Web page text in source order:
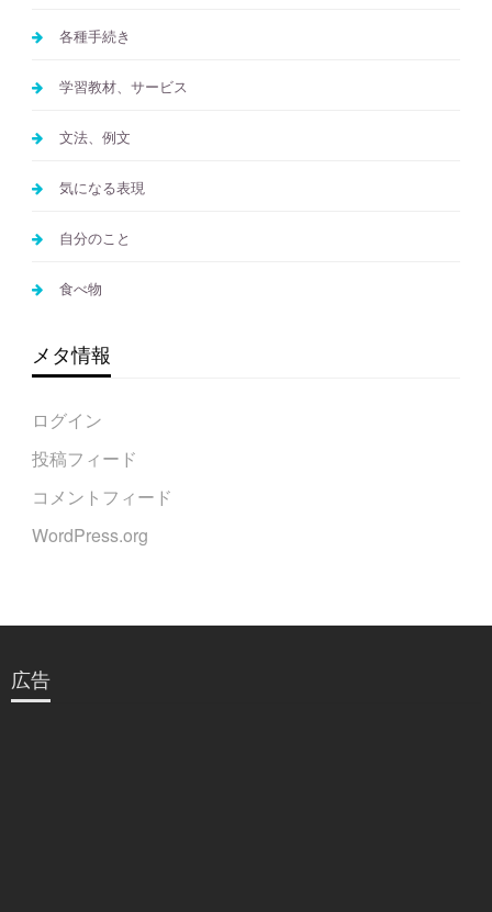
各種手続き
学習教材、サービス
文法、例文
気になる表現
自分のこと
食べ物
メタ情報
ログイン
投稿フィード
コメントフィード
WordPress.org
広告